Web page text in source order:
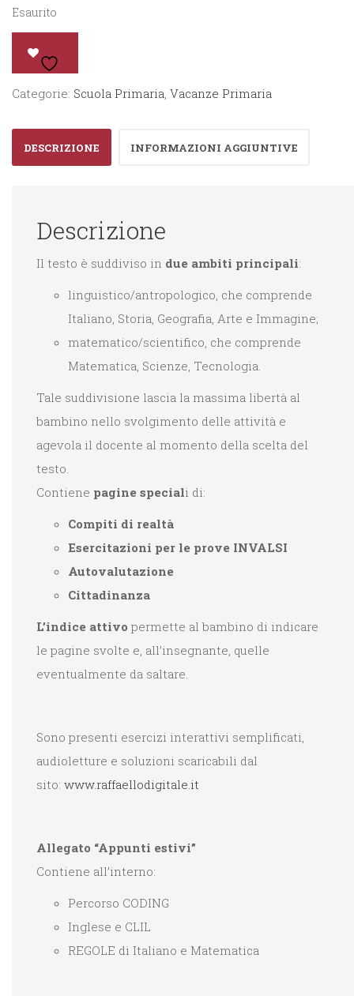
Esaurito
Categorie: Scuola Primaria, Vacanze Primaria
DESCRIZIONE INFORMAZIONI AGGIUNTIVE
Descrizione
Il testo è suddiviso in due ambiti principali:
linguistico/antropologico, che comprende
Italiano, Storia, Geografia, Arte e Immagine;
matematico/scientifico, che comprende
Matematica, Scienze, Tecnologia.
Tale suddivisione lascia la massima libertà al
bambino nello svolgimento delle attività e
agevola il docente al momento della scelta del
testo.
Contiene pagine speciali di:
Compiti di realtà
Esercitazioni per le prove INVALSI
Autovalutazione
Cittadinanza
L’indice attivo permette al bambino di indicare
le pagine svolte e, all’insegnante, quelle
eventualmente da saltare.
Sono presenti esercizi interattivi semplificati,
audioletture e soluzioni scaricabili dal
sito: www.raffaellodigitale.it
Allegato “Appunti estivi”
Contiene all’interno:
Percorso CODING
Inglese e CLIL
REGOLE di Italiano e Matematica